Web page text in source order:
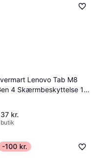
Lenovo Tab M8
4 Skærmbeskyttelse 10
kr.
-100 kr.